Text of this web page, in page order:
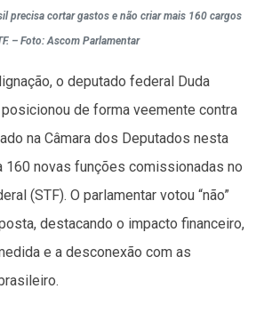
precisa cortar gastos e não criar mais 160 cargos
– Foto: Ascom Parlamentar
o deputado federal Duda
de forma veemente contra
na Câmara dos Deputados nesta
160 novas funções comissionadas no
(STF). O parlamentar votou “não”
destacando o impacto financeiro,
e a desconexão com as